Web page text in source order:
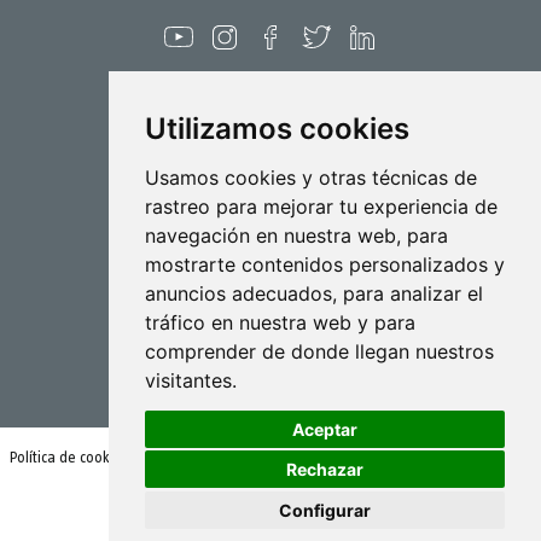
Utilizamos cookies
Usamos cookies y otras técnicas de
rastreo para mejorar tu experiencia de
navegación en nuestra web, para
mostrarte contenidos personalizados y
anuncios adecuados, para analizar el
tráfico en nuestra web y para
comprender de donde llegan nuestros
visitantes.
Aceptar
Rechazar
Configurar
Pulverización
Biotecnología
Industrial
Antigua, 4
20577 Antzuola (Gipuzkoa)
© Goizper Group 2020
Política de cookies Condiciones de uso y política de privacidad